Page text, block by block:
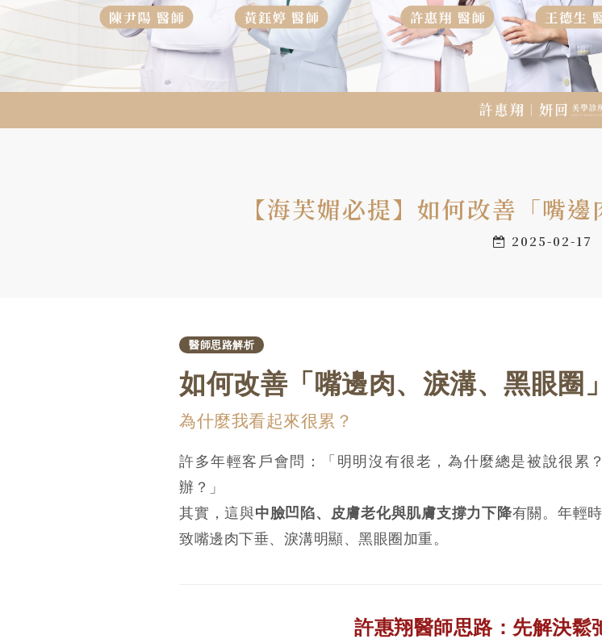
【海芙媚必提】如何改善「嘴
2025-02-17
醫師思路解析
如何改善「嘴邊肉、淚溝、黑眼圈
為什麼我看起來很累？
許多年輕客戶會問：「明明沒有很老，為什麼總是被說很累
辦？」
其實，這與中臉凹陷、皮膚老化與肌膚支撐力下降有關。年輕
致嘴邊肉下垂、淚溝明顯、黑眼圈加重。
許惠翔醫師思路：先解決鬆